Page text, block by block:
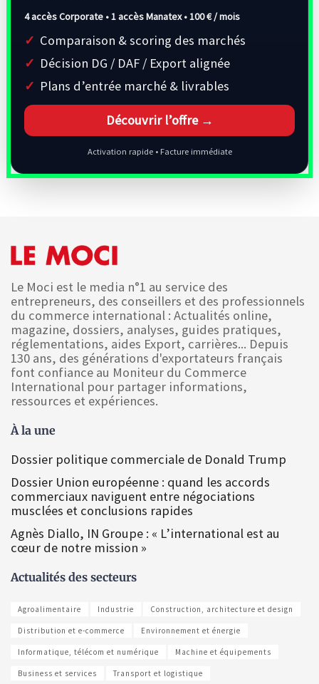
4 accès Corporate • 1 accès Manatex •100 € / mois
Comparaison & scoring des marchés
Décision DG / DAF / Export alignée
Plans d’entrée marché & livrables
Découvrir l’offre →
Activation rapide • Facture immédiate
Le Moci est le media n°1 au service des
entrepreneurs, des conseillers et des professionnels
du commerce international : Actualités online,
magazine, dossiers, analyses, guides pratiques,
réglementations, aides Export, carrières... Depuis
130 ans, des générations d'exportateurs français
font confiance au Moniteur du Commerce
International pour partager informations,
ressources et expériences.
À la une
Dossier politique commerciale de Donald Trump
Dossier Union européenne : quand les accords
commerciaux naviguent entre négociations
musclées et conclusions rapides
Agnès Diallo, IN Groupe : « L’international est au
cœur de notre mission »
Actualités des secteurs
Agroalimentaire Industrie Construction, architecture et design
Distribution et e-commerce Environnement et énergie
Informatique, télécom et numérique Machine et équipements
Business et services Transport et logistique